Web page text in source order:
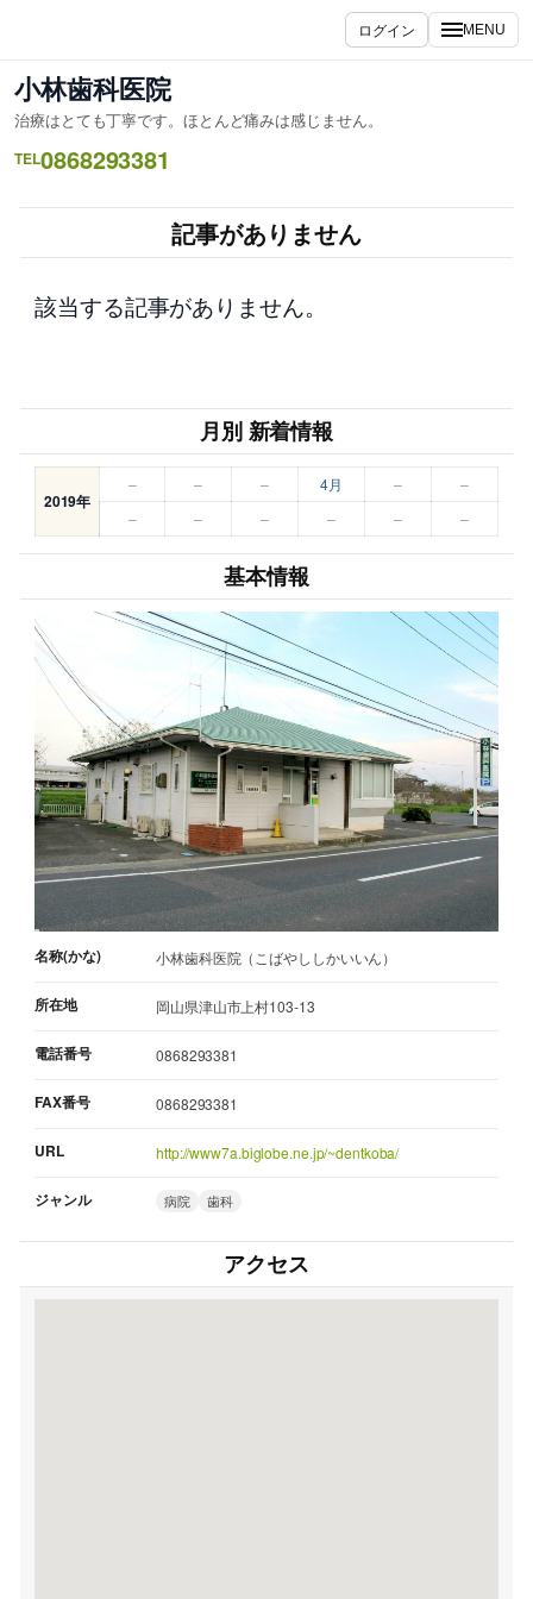
ス
キ
ッ
ログイン MENU
小林歯科医院
治療はとても丁寧です。ほとんど痛みは感じません。
TEL0868293381
記事がありません
該当する記事がありません。
月別 新着情報
2019年
– – – 4月 –
–
–
– – – – –
基本情報
名称(かな) 小林歯科医院（こばやししかいいん）
所在地 岡山県津山市上村103-13
電話番号 0868293381
FAX番号 0868293381
URL http://www7a.biglobe.ne.jp/~dentkoba/
ジャンル 病院 歯科
アクセス